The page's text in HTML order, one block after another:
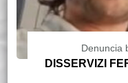
Denuncia
DISSERVIZI